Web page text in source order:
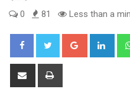
0 81 Less than a
Google+
Share